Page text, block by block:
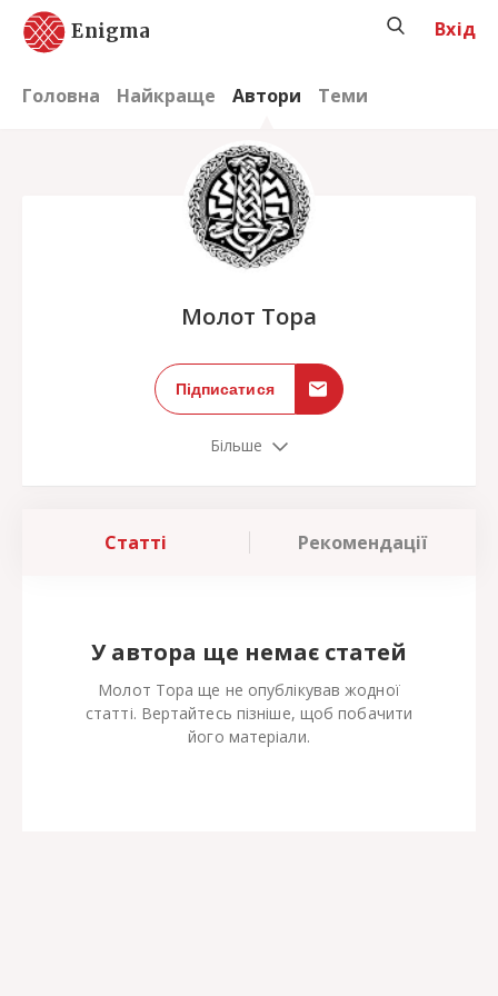
Enigma
Головна Найкраще Автори Теми
Вхід
Молот Тора
Підписатися
Більше
Статті Рекомендації
У автора ще немає статей
Молот Тора ще не опублікував жодної
статті. Вертайтесь пізніше, щоб побачити
його матеріали.